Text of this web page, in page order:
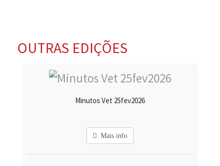
OUTRAS EDIÇÕES
Minutos Vet 25fev2026
Mais info